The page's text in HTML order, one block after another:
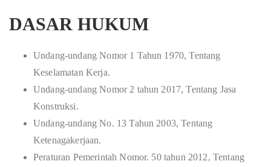
DASAR HUKUM
Undang-undang Nomor 1 Tahun 1970, Tentang
Keselamatan Kerja.
Undang-undang Nomor 2 tahun 2017, Tentang Jasa
Konstruksi.
Undang-undang No. 13 Tahun 2003, Tentang
Ketenagakerjaan.
Peraturan Pemerintah Nomor. 50 tahun 2012, Tentang